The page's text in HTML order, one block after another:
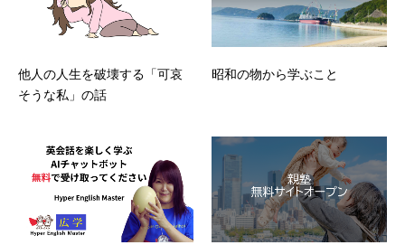
他人の人生を破壊する「可哀
そうな私」の話
昭和の物から学ぶこと